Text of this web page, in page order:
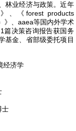
林业经济与政策。近年
、《forest products
》、aaea等国内外学术
篇决策咨询报告获国务
基金、省部级委托项目
经济学
士